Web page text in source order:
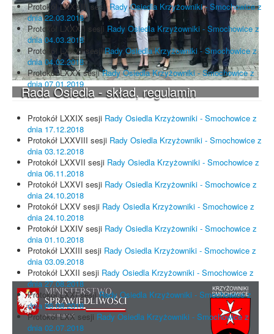
Rada Osiedla - skład, regulamin
Protokół LXXXIII sesjiRady Osiedla Krzyżowniki - Smochowice z
dnia 22.03.2018
Protokół LXXXII sesji Rady Osiedla Krzyżowniki - Smochowice z
dnia 04.03.2018
Protokół LXXXI sesjiRady Osiedla Krzyżowniki - Smochowice z
dnia 04.02.2018
Protokół LXXX sesjiRady Osiedla Krzyżowniki - Smochowice z
dnia 07.01.2019
Protokół LXXIX sesji Rady Osiedla Krzyżowniki - Smochowice z
dnia 17.12.2018
Protokół LXXVIII sesji Rady Osiedla Krzyżowniki - Smochowice z
dnia 03.12.2018
Protokół LXXVII sesji Rady Osiedla Krzyżowniki - Smochowice z
dnia 06.11.2018
Protokół LXXVI sesji Rady Osiedla Krzyżowniki - Smochowice z
dnia 24.10.2018
Protokół LXXV sesji Rady Osiedla Krzyżowniki - Smochowice z
dnia 24.10.2018
Protokół LXXIV sesji Rady Osiedla Krzyżowniki - Smochowice z
dnia 01.10.2018
Protokół LXXIII sesji Rady Osiedla Krzyżowniki - Smochowice z
dnia 03.09.2018
Protokół LXXII sesji Rady Osiedla Krzyżowniki - Smochowice z
dnia 27.08.2018
Protokół LXXI sesjiRady Osiedla Krzyżowniki - Smochowice z
dnia 06.08.2018
Protokół LXX sesji Rady Osiedla Krzyżowniki - Smochowice z
dnia 02.07.2018